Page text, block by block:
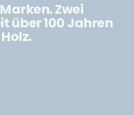
Zwei
über 100 Jahren